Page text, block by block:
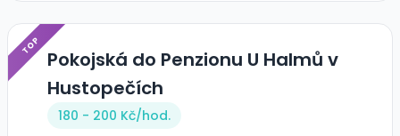
TOP
Pokojská do Penzionu U Halmů v
Hustopečích
180 - 200 Kč/hod.